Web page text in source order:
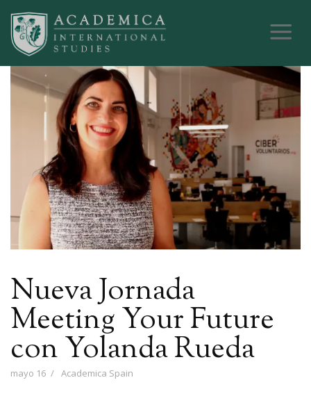
Nueva Jornada
Meeting Your Future
con Yolanda Rueda
mayo 16 Academica Spain